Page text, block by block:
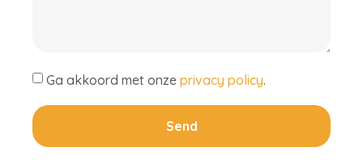
Ga akkoord met onze privacy policy.
Send